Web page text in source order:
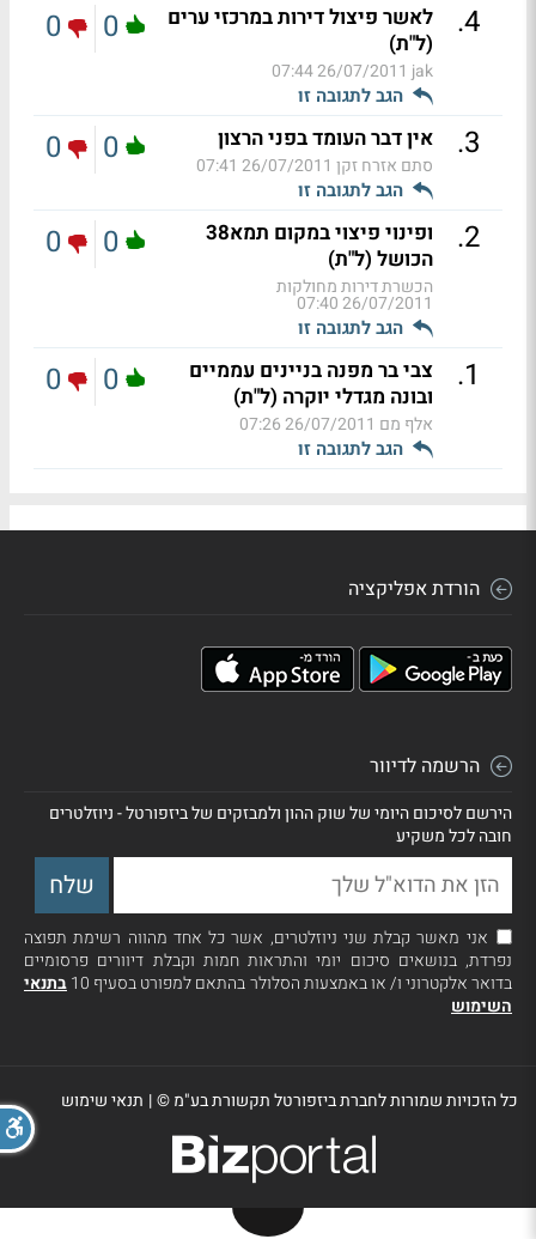
4
.
לאשר פיצול דירות במרכזי ערים
(ל"ת)
jak
26/07/2011 07:44
הגב לתגובה זו
0
0
3
. אין דבר העומד בפני הרצון
סתם אזרח זקן 26/07/2011 07:41
הגב לתגובה זו
0
0
2
.
ופינוי פיצוי במקום תמא38
הכושל (ל"ת)
הכשרת דירות מחולקות
26/07/2011 07:40
הגב לתגובה זו
0
0
1
.
צבי בר מפנה בניינים עממיים
ובונה מגדלי יוקרה (ל"ת)
אלף מם 26/07/2011 07:26
הגב לתגובה זו
0
0
הורדת אפליקציה
הרשמה לדיוור
הירשם לסיכום היומי של שוק ההון ולמבזקים של ביזפורטל - ניוזלטרים
חובה לכל משקיע
אני מאשר קבלת שני ניוזלטרים, אשר כל אחד מהווה רשימת תפוצה
נפרדת, בנושאים סיכום יומי והתראות חמות וקבלת דיוורים פרסומיים
בדואר אלקטרוני ו/ או באמצעות הסלולר בהתאם למפורט בסעיף 10
בתנאי
השימוש
כל הזכויות שמורות לחברת ביזפורטל תקשורת בע"מ ©| תנאי שימוש